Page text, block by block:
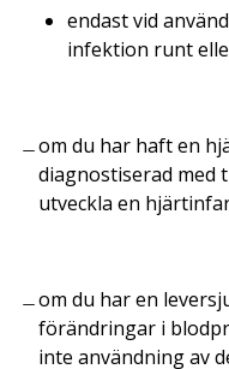
endast vid
infektion runt
om du har haft en
diagnostiserad med
utveckla en
om du har en
förändringar i
inte användning av